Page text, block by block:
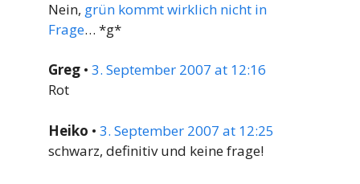
Nein, grün kommt wirklich nicht in
Frage… *g*
Greg • 3. September 2007 at 12:16
Rot
Heiko • 3. September 2007 at 12:25
schwarz, definitiv und keine frage!